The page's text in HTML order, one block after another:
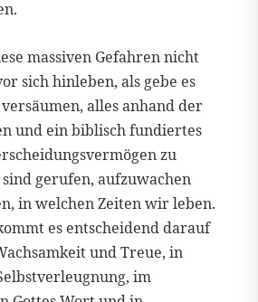
massiven Gefahren nicht
sich hinleben, als gebe es
alles anhand der
und ein biblisch fundiertes
zu
gerufen, aufzuwachen
in welchen Zeiten wir leben.
es entscheidend darauf
und Treue, in
im